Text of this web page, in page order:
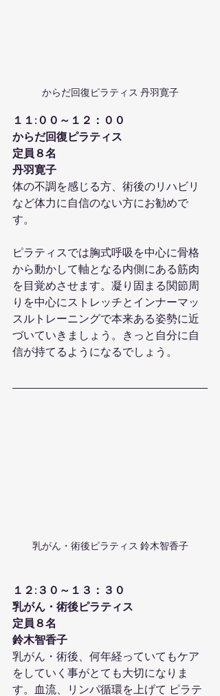
からだ回復ピラティス 丹羽寛子
１１:００～１２：００
からだ回復ピラティス
定員８名
丹羽寛子
体の不調を感じる方、術後のリハビリ
など体力に自信のない方にお勧めで
す。
ピラティスでは胸式呼吸を中心に骨格
から動かして軸となる内側にある筋肉
を目覚めさせます。凝り固まる関節周
りを中心にストレッチとインナーマッ
スルトレーニングで本来ある姿勢に近
づいていきましょう。きっと自分に自
信が持てるようになるでしょう。
乳がん・術後ピラティス 鈴木智香子
１２:３０～１３：３０
乳がん・術後ピラティス
定員８名
鈴木智香子
乳がん・術後、何年経っていてもケア
をしていく事がとても大切になりま
す。血流、リンパ循環を上げて ピラテ